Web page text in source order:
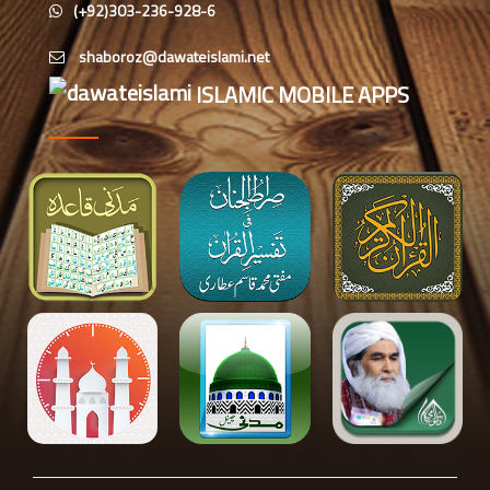
مدنی مشورہ، دینی کاموں کے فروغ کے
لیے اہداف
(+92)303-236-928-6
ISLAMIC MOBILE APPS